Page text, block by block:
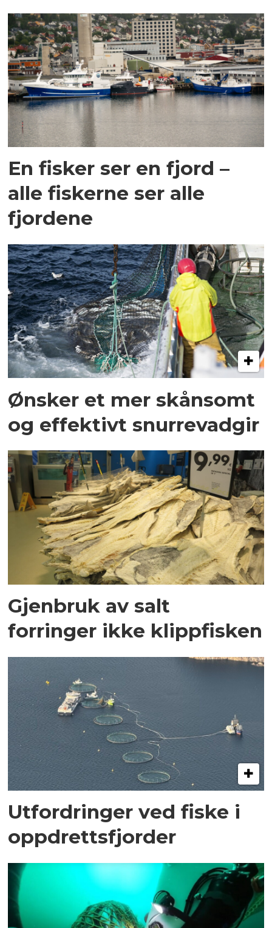
En fisker ser en fjord –
alle fiskerne ser alle
fjordene
Ønsker et mer skånsomt
og effektivt snurrevadgir
Gjenbruk av salt
forringer ikke klippfisken
Utfordringer ved fiske i
oppdrettsfjorder